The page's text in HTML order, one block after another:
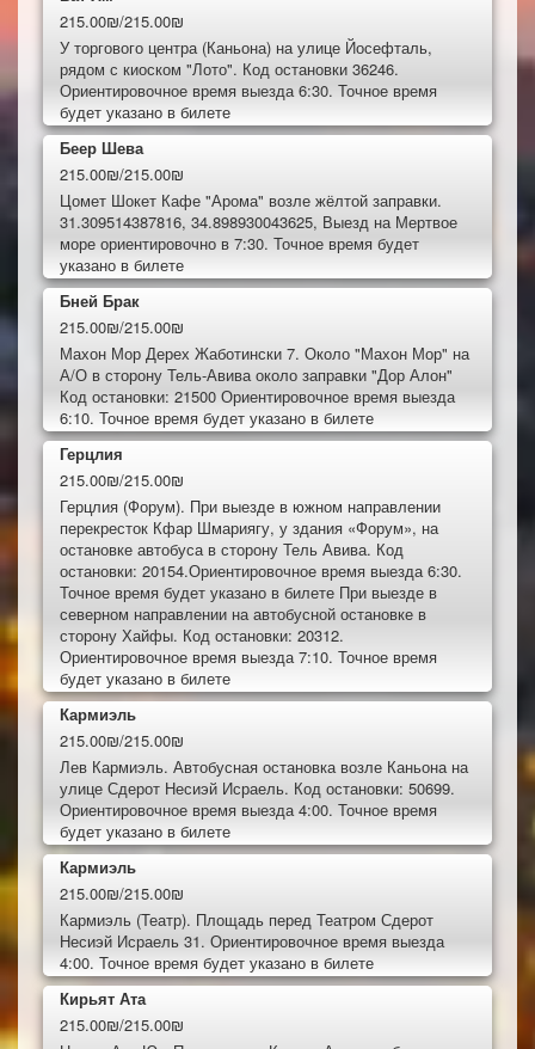
215.00₪/215.00₪
У торгового центра (Каньона) на улице Йосефталь,
рядом с киоском "Лото". Код остановки 36246.
Ориентировочное время выезда 6:30. Точное время
будет указано в билете
Беер Шева
215.00₪/215.00₪
Цомет Шокет Кафе "Арома" возле жёлтой заправки.
31.309514387816, 34.898930043625, Выезд на Мертвое
море ориентировочно в 7:30. Точное время будет
указано в билете
Бней Брак
215.00₪/215.00₪
Махон Мор Дерех Жаботински 7. Около "Махон Мор" на
А/О в сторону Тель-Авива около заправки "Дор Алон"
Код остановки: 21500 Ориентировочное время выезда
6:10. Точное время будет указано в билете
Герцлия
215.00₪/215.00₪
Герцлия (Форум). При выезде в южном направлении
перекресток Кфар Шмариягу, у здания «Форум», на
остановке автобуса в сторону Тель Авива. Код
остановки: 20154.Ориентировочное время выезда 6:30.
Точное время будет указано в билете При выезде в
северном направлении на автобусной остановке в
сторону Хайфы. Код остановки: 20312.
Ориентировочное время выезда 7:10. Точное время
будет указано в билете
Кармиэль
215.00₪/215.00₪
Лев Кармиэль. Автобусная остановка возле Каньона на
улице Сдерот Несиэй Исраель. Код остановки: 50699.
Ориентировочное время выезда 4:00. Точное время
будет указано в билете
Кармиэль
215.00₪/215.00₪
Кармиэль (Театр). Площадь перед Театром Сдерот
Несиэй Исраель 31. Ориентировочное время выезда
4:00. Точное время будет указано в билете
Кирьят Ата
215.00₪/215.00₪